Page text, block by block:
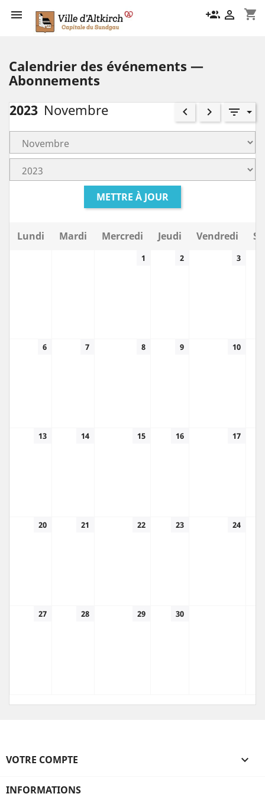
 shopping_cart
group_add 
Calendrier des événements —
Abonnements
2023 Novembre keyboard_arrow_left keyboard_arrow_right filter_list
METTRE À JOUR
Lundi Mardi Mercredi Jeudi Vendredi
1 2 3
6 7 8 9 10
13 14 15 16 17
20 21 22 23 24
27 28 29 30
VOTRE COMPTE 
INFORMATIONS